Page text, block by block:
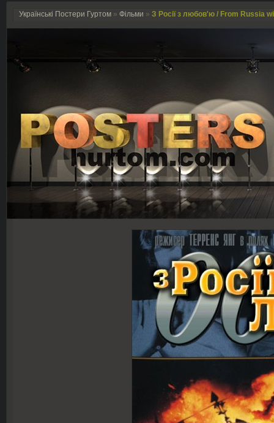
Українські Постери Гуртом » Фільми » З Росії з любов'ю / From Russia